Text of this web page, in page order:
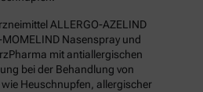
ALLERGO-AZELIND
Nasenspray und
mit antiallergischen
bei der Behandlung von
Heuschnupfen, allergischer